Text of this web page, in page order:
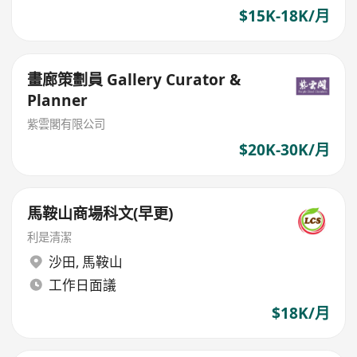
$15K-18K/月
畫廊策劃員 Gallery Curator &
Planner
紫雲閣有限公司
$20K-30K/月
馬鞍山商場科文(早更)
利是清潔
沙田, 馬鞍山
工作日面議
$18K/月